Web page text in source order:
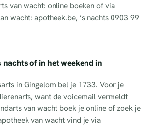
van wacht: online boeken of via
wacht: apotheek.be, ’s nachts 0903 99
nachts of in het weekend in
in Gingelom bel je 1733. Voor je
want de voicemail vermeldt
van wacht boek je online of zoek je
van wacht vind je via